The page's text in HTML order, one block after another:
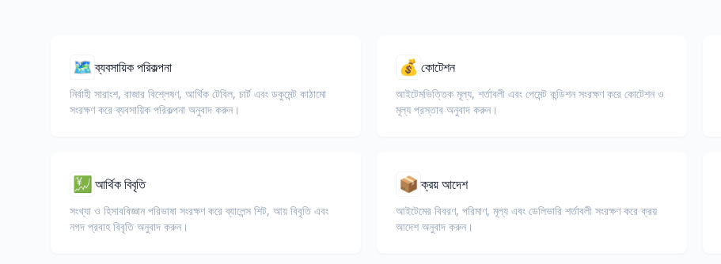
🗺️ ব্যবসায়িক পরিকল্পনা
নির্বাহী সারাংশ, বাজার বিশ্লেষণ, আর্থিক টেবিল, চার্ট এবং ডকুমেন্ট কাঠামো
সংরক্ষণ করে ব্যবসায়িক পরিকল্পনা অনুবাদ করুন।
💰 কোটেশন
আইটেমভিত্তিক মূল্য, শর্তাবলী এবং পেমেন্ট কন্ডিশন সংরক্ষণ করে কোটেশন ও
মূল্য প্রস্তাব অনুবাদ করুন।
💹 আর্থিক বিবৃতি
সংখ্যা ও হিসাববিজ্ঞান পরিভাষা সংরক্ষণ করে ব্যালেন্স শিট, আয় বিবৃতি এবং
নগদ প্রবাহ বিবৃতি অনুবাদ করুন।
📦 ক্রয় আদেশ
আইটেমের বিবরণ, পরিমাণ, মূল্য এবং ডেলিভারি শর্তাবলী সংরক্ষণ করে ক্রয়
আদেশ অনুবাদ করুন।